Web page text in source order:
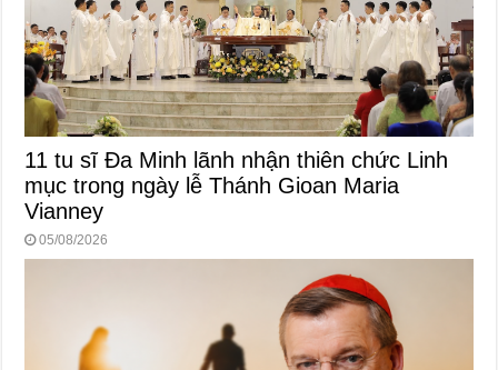
11 tu sĩ Đa Minh lãnh nhận thiên chức Linh
mục trong ngày lễ Thánh Gioan Maria
Vianney
05/08/2026